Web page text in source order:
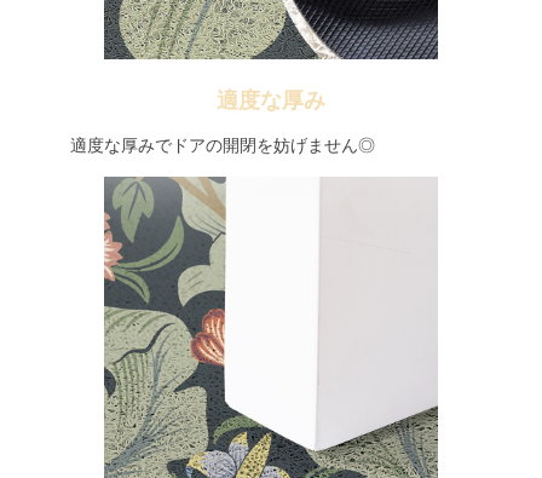
適度な厚み
適度な厚みでドアの開閉を妨げません◎